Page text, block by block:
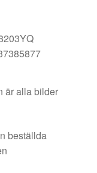
är alla bilder
beställda